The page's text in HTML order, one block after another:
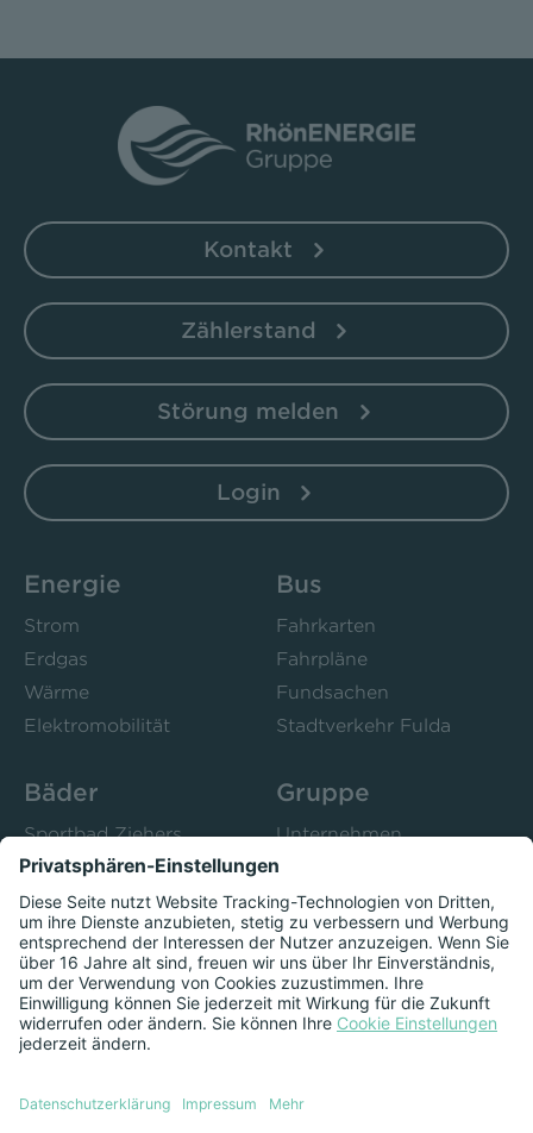
Kontakt
Zählerstand
Störung melden
Login
Energie
Strom
Erdgas
Wärme
Elektromobilität
Bus
Fahrkarten
Fahrpläne
Fundsachen
Stadtverkehr Fulda
Bäder
Sportbad Ziehers
Freibad Rosenau
Stadtbad Esperanto
Kurse
Gruppe
Unternehmen
Bistro 52
Presse
Herzschlag
Datenschutzeinstellungen anzeigen
Impressum Datenschutz